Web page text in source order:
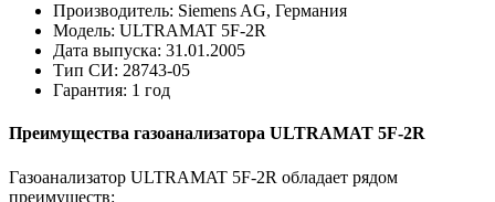
Производитель: Siemens AG, Германия
Модель: ULTRAMAT 5F-2R
Дата выпуска: 31.01.2005
Тип СИ: 28743-05
Гарантия: 1 год
Преимущества газоанализатора ULTRAMAT 5F-2R
Газоанализатор ULTRAMAT 5F-2R обладает рядом
преимуществ: